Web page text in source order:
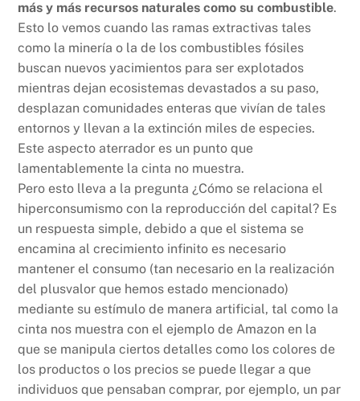
más y más recursos naturales como su combustible.
Esto lo vemos cuando las ramas extractivas tales
como la minería o la de los combustibles fósiles
buscan nuevos yacimientos para ser explotados
mientras dejan ecosistemas devastados a su paso,
desplazan comunidades enteras que vivían de tales
entornos y llevan a la extinción miles de especies.
Este aspecto aterrador es un punto que
lamentablemente la cinta no muestra.
Pero esto lleva a la pregunta ¿Cómo se relaciona el
hiperconsumismo con la reproducción del capital? Es
un respuesta simple, debido a que el sistema se
encamina al crecimiento infinito es necesario
mantener el consumo (tan necesario en la realización
del plusvalor que hemos estado mencionado)
mediante su estímulo de manera artificial, tal como la
cinta nos muestra con el ejemplo de Amazon en la
que se manipula ciertos detalles como los colores de
los productos o los precios se puede llegar a que
individuos que pensaban comprar, por ejemplo, un par